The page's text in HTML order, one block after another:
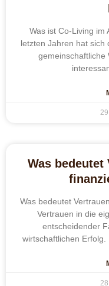
Was ist Co-Living im
letzten Jahren hat sich
gemeinschaftliche
Was bedeutet
Was bedeutet
Vertrauen in die
entscheidender
wirtschaftlichen